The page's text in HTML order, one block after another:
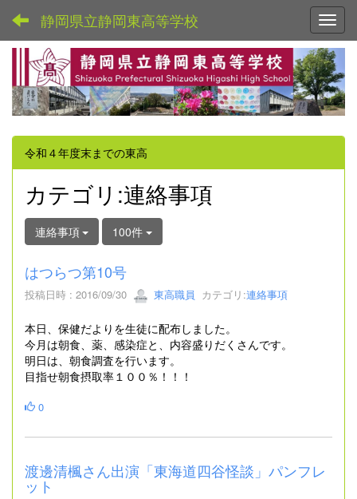
静岡県立静岡東高等学校
令和４年度末までの東高
カテゴリ:連絡事項
連絡事項 100件
はつらつ第10号
投稿日時 : 2016/09/30 東高職員 カテゴリ:連絡事項
本日、保健だよりを生徒に配布しました。
今月は朝食、薬、感染症と、内容盛りだくさんです。
明日は、朝食調査を行います。
目指せ朝食摂取率１００％！！！
0
渡邊清楓さん出演「東海道四谷怪談」パンフレ
ット